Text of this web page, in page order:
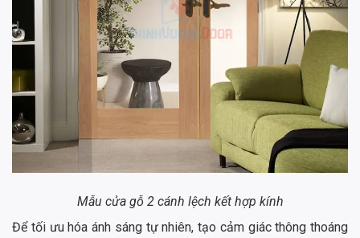
Mẫu cửa gỗ 2 cánh lệch kết hợp kính
Để tối ưu hóa ánh sáng tự nhiên, tạo cảm giác thông thoáng